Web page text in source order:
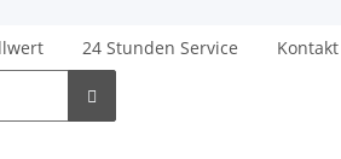
24 Stunden Service Kontakt